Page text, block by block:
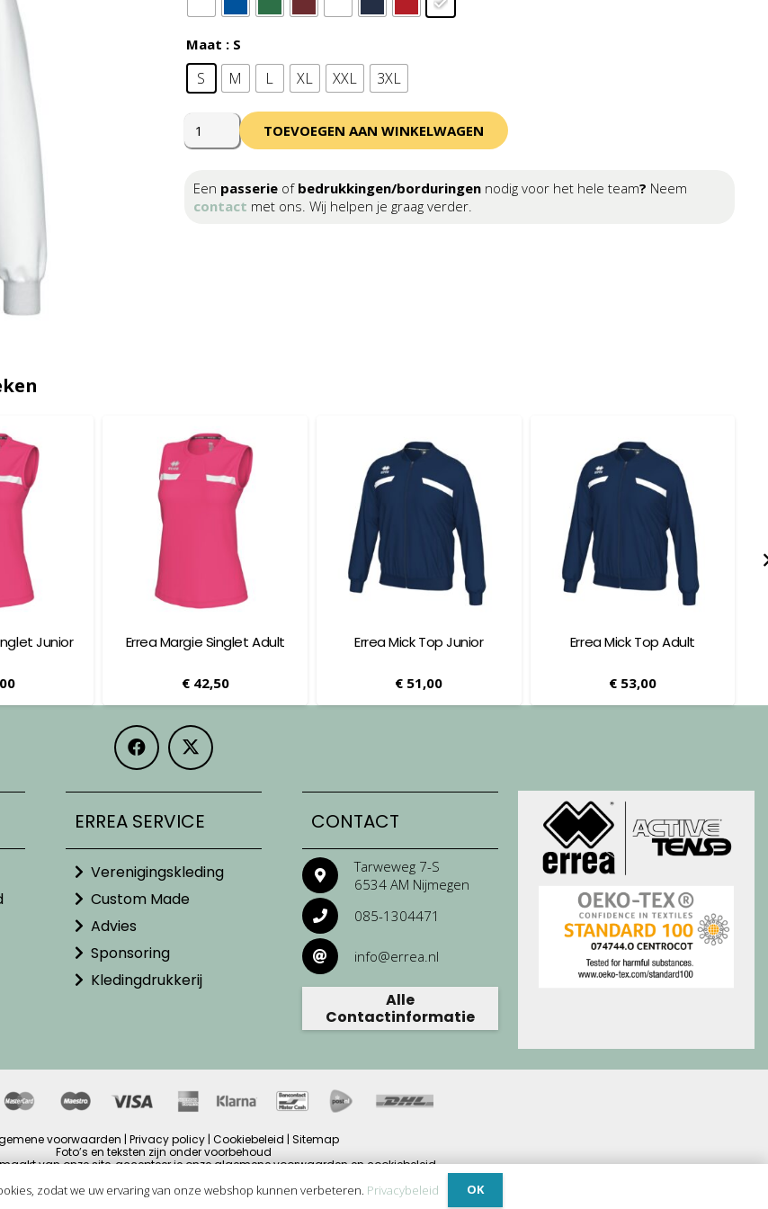
Maat : S
S M L XL XXL 3XL
Matt
aantal
TOEVOEGEN AAN WINKELWAGEN
Een passerieof bedrukkingen/borduringennodig voor het hele team? Neem
contact met ons. Wij helpen je graag verder.
Errea Margie Singlet Adult Errea Mick Top Junior Errea Mick Top Adult
Errea Melvin
ERREA SERVICE
Verenigingskleding
Custom Made
Advies
Sponsoring
Kledingdrukkerij
CONTACT
Tarweweg 7-S
6534 AM Nijmegen
085-1304471
info@errea.nl
Alle
Contactinformatie
voorwaarden | Privacy policy | Cookiebeleid | Sitemap
Foto’s en teksten zijn onder voorbehoud
van onze site, accepteer je onze algemene voorwaarden en cookiebeleid.
Copyright © 2025
zodat we uw ervaring van onze webshop kunnen verbeteren. Privacybeleid OK